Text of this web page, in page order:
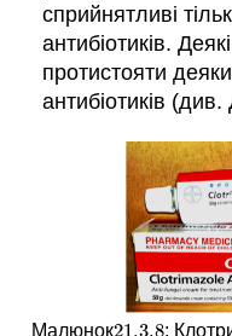
сприйнятливі
антибіотиків.
протистояти
антибіотиків
Малюнок
: